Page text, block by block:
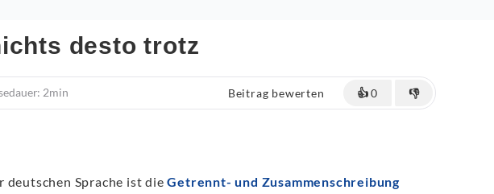
desto trotz
2min Beitrag bewerten 👍0 👎
deutschen Sprache ist dieGetrennt- und Zusammenschreibung